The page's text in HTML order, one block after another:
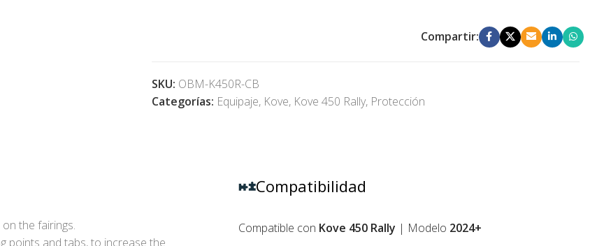
Compartir:
SKU: OBM-K450R-CB
Categorías: Equipaje, Kove, Kove 450 Rally, Protección
the fairings.
points and tabs, to increase the
Compatibilidad
Compatible con Kove 450 Rally | Modelo 2024+